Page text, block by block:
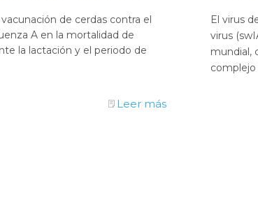
de cerdas contra el
A en la mortalidad de
la lactación y el periodo de
Leer más
El virus
virus
mundial,
complejo